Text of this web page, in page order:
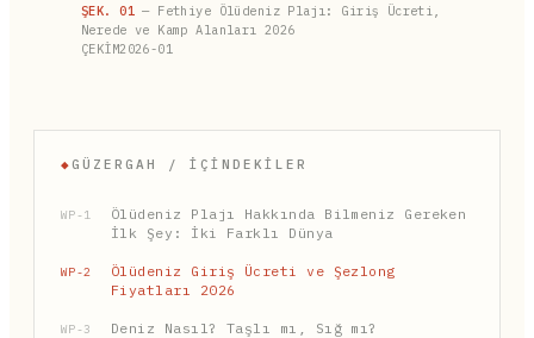
ŞEK. 01 — Fethiye Ölüdeniz Plajı: Giriş Ücreti,
Nerede ve Kamp Alanları 2026
ÇEKİM2026-01
◆ GÜZERGAH / İÇINDEKILER
WP-1
Ölüdeniz Plajı Hakkında Bilmeniz Gereken
İlk Şey: İki Farklı Dünya
WP-2
Ölüdeniz Giriş Ücreti ve Şezlong
Fiyatları 2026
WP-3 Deniz Nasıl? Taşlı mı, Sığ mı?